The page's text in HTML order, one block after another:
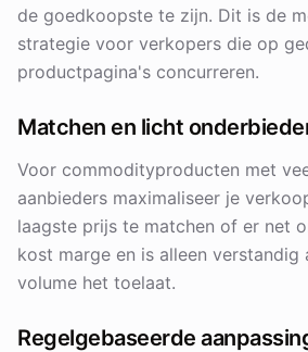
de goedkoopste te zijn. Dit is de
strategie voor verkopers die op
productpagina's concurreren.
Matchen en licht
Voor commodityproducten met
aanbieders maximaliseer je
laagste prijs te matchen of er net
kost marge en is alleen
volume het toelaat.
Regelgebaseerde